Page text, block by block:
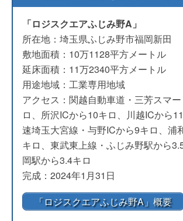
「ロジスクエアふじみ野A」
所在地：埼玉県ふじみ野市福岡新田
敷地面積：10万1128平方メートル
延床面積：11万2340平方メートル
用途地域：工業専用地域
アクセス：関越自動車道・三芳スマ
ロ、所沢ICから10キロ、川越ICから
速埼玉大宮線・与野ICから9キロ、浦
キロ、東武東上線・ふじみ野駅から
岡駅から3.4キロ
完成：2024年1月31日
「ロジスクエアふじみ野A」概要